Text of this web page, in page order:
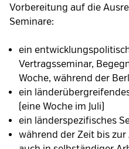
Vorbereitung auf die
Seminare:
ein
Vertragsseminar,
Woche, während der
ein
(eine Woche im Juli)
ein länderspezifisches
während der Zeit bis